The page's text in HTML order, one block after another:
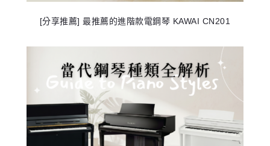
[分享推薦] 最推薦的進階款電鋼琴 KAWAI CN201